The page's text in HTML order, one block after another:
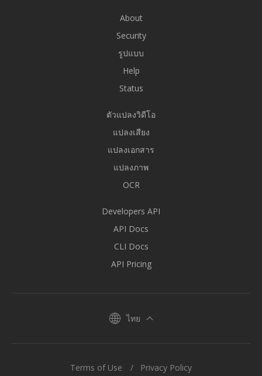
About
Security
รูปแบบ
Help
Status
ตัวแปลงวิดีโอ
แปลงเสียง
แปลงเอกสาร
แปลงภาพ
OCR
Developers API
API Docs
CLI Docs
API Pricing
ไทย
Terms of Use Privacy Policy